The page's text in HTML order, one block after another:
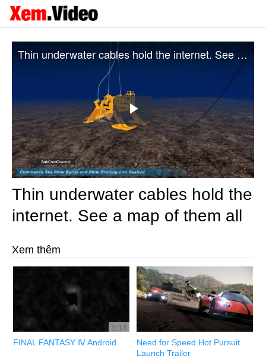
Play
Video
Thin underwater cables hold the internet. See a map of them all
Thin underwater cables hold the
internet. See a map of them all
Xem thêm
1:14
FINAL FANTASY Ⅳ Android
Need for Speed Hot Pursuit
Launch Trailer